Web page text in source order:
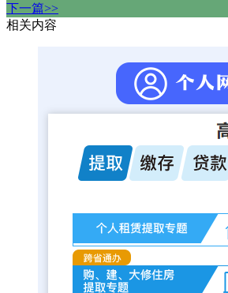
下一篇>>
相关内容